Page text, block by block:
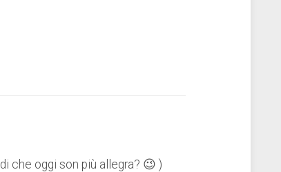
che oggi son più allegra? 😉 )